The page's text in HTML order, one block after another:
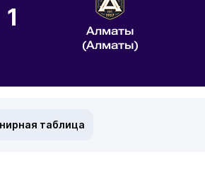
Алматы
(Алматы)
таблица